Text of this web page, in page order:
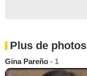
Plus de photos
Gina Pareño - 1